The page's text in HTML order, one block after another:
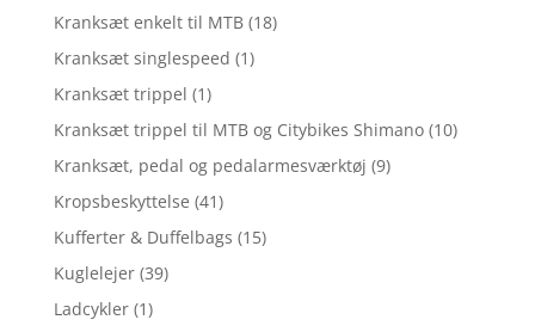
Kranksæt enkelt til MTB (18)
Kranksæt singlespeed (1)
Kranksæt trippel (1)
Kranksæt trippel til MTB og Citybikes Shimano (10)
Kranksæt, pedal og pedalarmesværktøj (9)
Kropsbeskyttelse (41)
Kufferter & Duffelbags (15)
Kuglelejer (39)
Ladcykler (1)